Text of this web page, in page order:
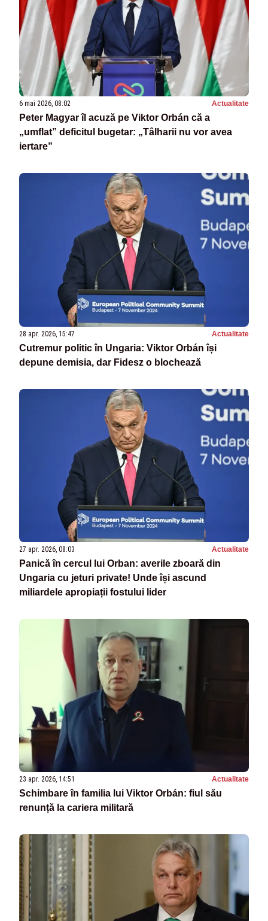
6 mai 2026, 08:02 Actualitate
Peter Magyar îl acuză pe Viktor Orbán că a
„umflat” deficitul bugetar: „Tâlharii nu vor avea
iertare”
28 apr. 2026, 15:47 Actualitate
Cutremur politic în Ungaria: Viktor Orbán își
depune demisia, dar Fidesz o blochează
27 apr. 2026, 08:03 Actualitate
Panică în cercul lui Orban: averile zboară din
Ungaria cu jeturi private! Unde își ascund
miliardele apropiații fostului lider
23 apr. 2026, 14:51 Actualitate
Schimbare în familia lui Viktor Orbán: fiul său
renunță la cariera militară